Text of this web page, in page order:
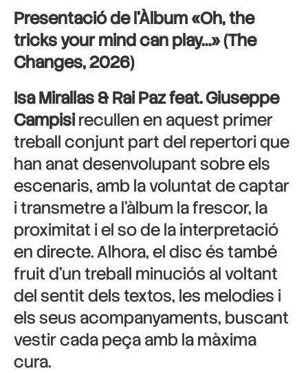
Presentació de l’Àlbum «Oh, the
tricks your mind can play…» (The
Changes, 2026)
Isa Mirallas & Rai Paz feat. Giuseppe
Campisirecullen en aquest primer
treball conjunt part del repertori que
han anat desenvolupant sobre els
escenaris, amb la voluntat de captar
i transmetre a l’àlbum la frescor, la
proximitat i el so de la interpretació
en directe. Alhora, el disc és també
fruit d’un treball minuciós al voltant
del sentit dels textos, les melodies i
els seus acompanyaments, buscant
vestir cada peça amb la màxima
cura.